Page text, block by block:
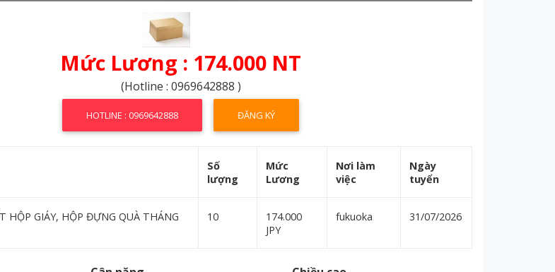
Mức Lương : 174.000 NT
(Hotline : 0969642888 )
HOTLINE : 0969642888 ĐĂNG KÝ
Số
lượng
Mức
Lương
Nơi làm
việc
Ngày
tuyển
HỘP GIÁY, HỘP ĐỰNG QUÀ THÁNG
10
174.000
JPY
fukuoka 31/07/2026